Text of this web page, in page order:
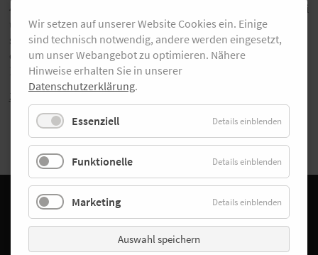
4800 Starter waren beim 26. Alsterlauf in Hamburg dabei
und freuten sich über einen gelungenen und vor allem
sonnigen Tag. Unser Fotograf Thomas Sobczak war
ebenfalls in Hamburg dabei und hat eine tolle
Bildergalerie zusammengestellt.
Zurück
Facebook
Startseite
Laufschuhfinder
Wir setzen auf unserer Website Cookies ein. Einige
sind technisch notwendig, andere werden eingesetzt,
um unser Webangebot zu optimieren. Nähere
Hinweise erhalten Sie in unserer
Datenschutzerklärung.
Essenziell Details einblenden
Funktionelle Details einblenden
Marketing Details einblenden
Auswahl speichern